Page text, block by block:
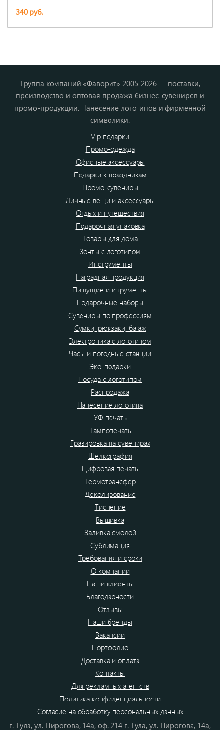
340 руб.
Группа компаний «Фаворит» 2005-2026 — поставки,
производство и оптовая продажа бизнес-сувениров и
промо-продукции. Нанесение логотипов и фирменной
символики.
Vip подарки
Промо-одежда
Офисные аксессуары
Подарки к праздникам
Промо-сувениры
Личные вещи и аксессуары
Отдых и путешествия
Подарочная упаковка
Товары для дома
Зонты с логотипом
Инструменты
Наградная продукция
Пишущие инструменты
Подарочные наборы
Сувениры по профессиям
Сумки, рюкзаки, багаж
Электроника с логотипом
Часы и погодные станции
Эко-подарки
Посуда с логотипом
Распродажа
Нанесение логотипа
УФ печать
Тампопечать
Гравировка на сувенирах
Шелкография
Цифровая печать
Термотрансфер
Деколирование
Тиснение
Вышивка
Заливка смолой
Сублимация
Требования и сроки
О компании
Наши клиенты
Благодарности
Отзывы
Наши бренды
Вакансии
Портфолио
Доставка и оплата
Контакты
Для рекламных агентств
Политика конфиденциальности
Согласие на обработку персональных данных
г. Тула, ул. Пирогова, 14а, оф. 214 г. Тула, ул. Пирогова, 14а,